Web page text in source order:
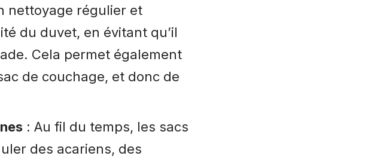
nettoyage régulier et
du duvet, en évitant qu’il
Cela permet également
de couchage, et donc de
: Au fil du temps, les sacs
des acariens, des